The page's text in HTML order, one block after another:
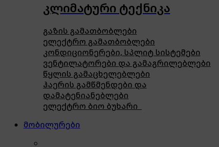
კლიმატური ტექნიკა
გაზის გამათბობლები
ელექტრო გამათბობლები
კონდიციონერები, სპლიტ სისტემები
ვენტილატორები და გამაგრილებლები
წყლის გამაცხელებლები
ჰაერის გამწმენდები და
დამატენიანებლები
ელექტრო ბიო ბუხარი
მობილურები